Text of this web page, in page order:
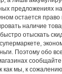
предложениях
остается право
наличие
отыскать
Поэтому обо
как мы, к